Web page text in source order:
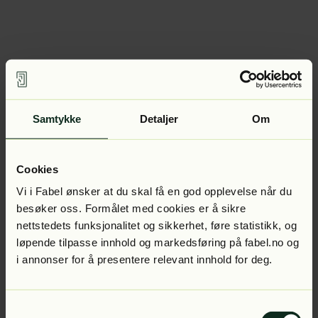
Samtykke Detaljer Om
Cookies
Vi i Fabel ønsker at du skal få en god opplevelse når du
besøker oss. Formålet med cookies er å sikre
nettstedets funksjonalitet og sikkerhet, føre statistikk, og
løpende tilpasse innhold og markedsføring på fabel.no og
i annonser for å presentere relevant innhold for deg.